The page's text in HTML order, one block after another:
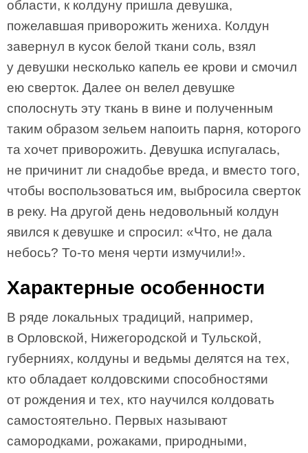
области, к колдуну пришла девушка,
пожелавшая приворожить жениха. Колдун
завернул в кусок белой ткани соль, взял
у девушки несколько капель ее крови и смочил
ею сверток. Далее он велел девушке
сполоснуть эту ткань в вине и полученным
таким образом зельем напоить парня, которого
та хочет приворожить. Девушка испугалась,
не причинит ли снадобье вреда, и вместо того,
чтобы воспользоваться им, выбросила сверток
в реку. На другой день недовольный колдун
явился к девушке и спросил: «Что, не дала
небось? То-то меня черти измучили!».
Характерные особенности
В ряде локальных традиций, например,
в Орловской, Нижегородской и Тульской,
губерниях, колдуны и ведьмы делятся на тех,
кто обладает колдовскими способностями
от рождения и тех, кто научился колдовать
самостоятельно. Первых называют
самородками, рожаками, природными,